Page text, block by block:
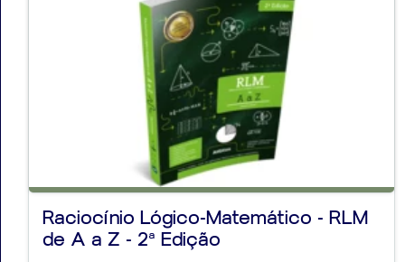
Raciocínio Lógico-Matemático - RLM
de A a Z - 2ª Edição